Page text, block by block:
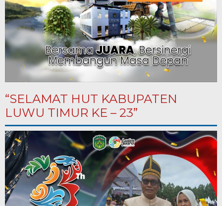
“SELAMAT HUT KABUPATEN
LUWU TIMUR KE – 23”